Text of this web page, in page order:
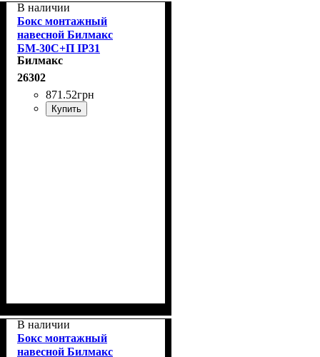
В наличии
Бокс монтажный
навесной Билмакс
БМ-30С+П IP31
Билмакс
26302
871 .52грн
Купить
В наличии
Бокс монтажный
навесной Билмакс